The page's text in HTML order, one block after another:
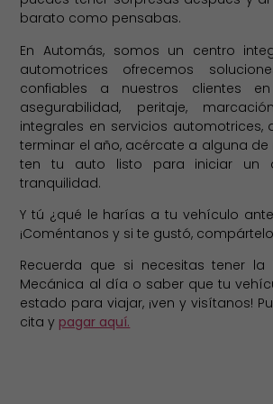
barato como pensabas.
En Automás, somos un centro
automotrices ofrecemos
confiables a nuestros clientes
asegurabilidad, peritaje,
integrales en servicios automotrices,
terminar el año, acércate a alguna de
ten tu auto listo para iniciar un
tranquilidad.
Y tú ¿qué le harías a tu vehículo
¡Coméntanos y si te gustó,
Recuerda que si necesitas tener la
Mecánica al día o saber que tu
estado para viajar, ¡ven y visítanos!
cita y pagar aquí.